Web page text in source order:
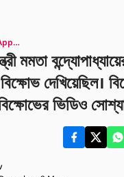
মমতা
দেখিয়েছিল।
ভিডিও
ঘটনা ঘিরে রাজ্য